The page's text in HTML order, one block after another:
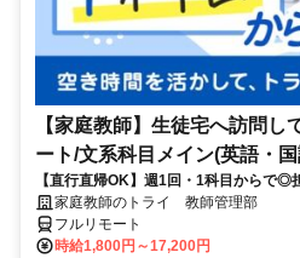
【家庭教師】生徒宅へ訪問し
ート/文系科目メイン(英語・
【直行直帰OK】週1回・1科目からで◎
家庭教師のトライ 教師管理部
フルリモート
時給1,800円～17,200円